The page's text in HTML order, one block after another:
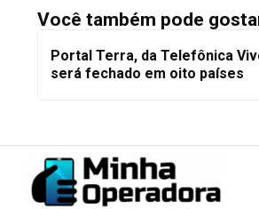
Você também pode
Portal Terra, da Telefônica
será fechado em oito países